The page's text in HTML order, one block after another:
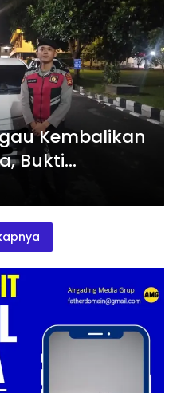
Kembalikan
Bukti
dan